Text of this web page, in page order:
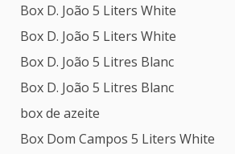
Box D. João 5 Liters White
Box D. João 5 Liters White
Box D. João 5 Litres Blanc
Box D. João 5 Litres Blanc
box de azeite
Box Dom Campos 5 Liters White